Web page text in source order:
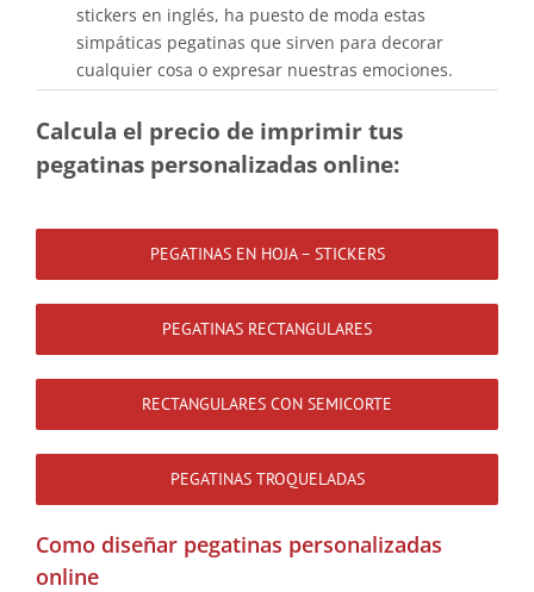
stickers en inglés, ha puesto de moda estas
simpáticas pegatinas que sirven para decorar
cualquier cosa o expresar nuestras emociones.
Calcula el precio de imprimir tus
pegatinas personalizadas online:
PEGATINAS EN HOJA – STICKERS
PEGATINAS RECTANGULARES
RECTANGULARES CON SEMICORTE
PEGATINAS TROQUELADAS
Como diseñar pegatinas personalizadas
online